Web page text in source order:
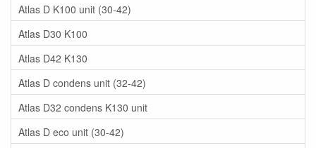
Atlas D K100 unit (30-42)
Atlas D30 K100
Atlas D42 K130
Atlas D condens unit (32-42)
Atlas D32 condens K130 unit
Atlas D eco unit (30-42)